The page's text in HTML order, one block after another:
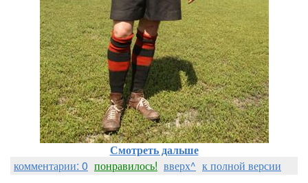
Смотреть дальше
комментарии: 0 понравилось! вверх^ к полной версии